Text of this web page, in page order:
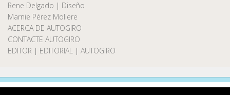
Rene Delgado | Diseño
Marnie Pérez Moliere
ACERCA DE AUTOGIRO
CONTACTE AUTOGIRO
EDITOR | EDITORIAL | AUTOGIRO